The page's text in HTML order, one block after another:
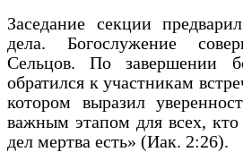
Заседание секции
дела. Богослужение
Сельцов. По завершении
обратился к участникам
котором выразил
важным этапом для всех,
дел мертва есть» (Иак. 2:26).